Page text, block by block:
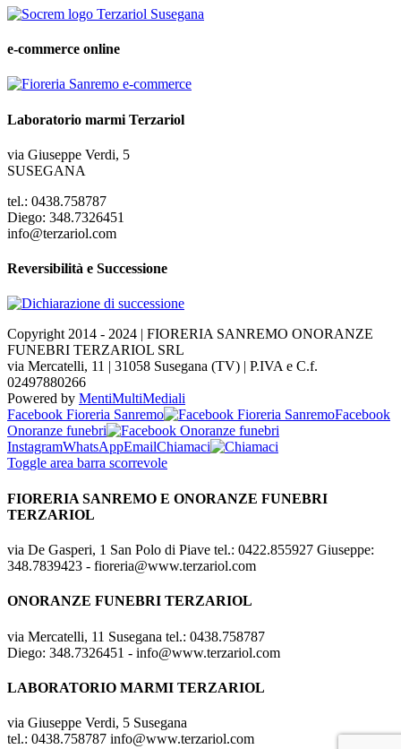
e-commerce online
Laboratorio marmi Terzariol
via Giuseppe Verdi, 5
SUSEGANA
tel.: 0438.758787
Diego: 348.7326451
info@terzariol.com
Reversibilità e Successione
Copyright 2014 - 2024 | FIORERIA SANREMO ONORANZE
FUNEBRI TERZARIOL SRL
via Mercatelli, 11 | 31058 Susegana (TV) | P.IVA e C.f.
02497880266
Powered by MentiMultiMediali
Facebook Fioreria Sanremo
Facebook
Onoranze funebri
InstagramWhatsAppEmailChiamaci
Toggle area barra scorrevole
FIORERIA SANREMO E ONORANZE FUNEBRI
TERZARIOL
via De Gasperi, 1 San Polo di Piave tel.: 0422.855927 Giuseppe:
348.7839423 - fioreria@www.terzariol.com
ONORANZE FUNEBRI TERZARIOL
via Mercatelli, 11 Susegana tel.: 0438.758787
Diego: 348.7326451 - info@www.terzariol.com
LABORATORIO MARMI TERZARIOL
via Giuseppe Verdi, 5 Susegana
tel.: 0438.758787 info@www.terzariol.com